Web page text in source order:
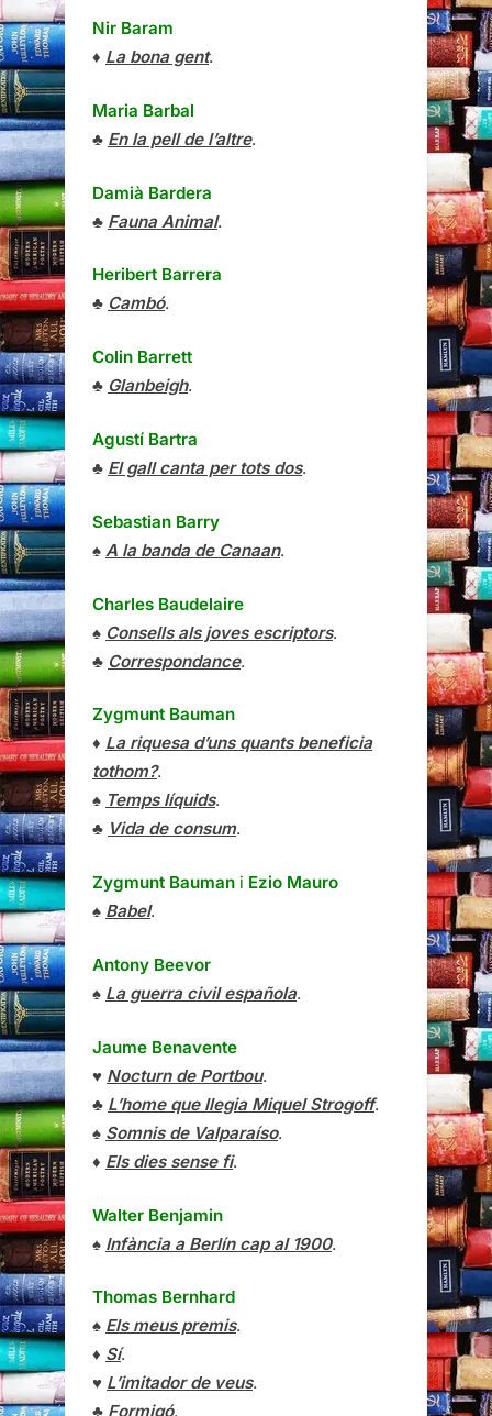
Nir Baram
♦ La bona gent.
Maria Barbal
♣ En la pell de l’altre.
Damià Bardera
♣ Fauna Animal.
Heribert Barrera
♣ Cambó.
Colin Barrett
♣ Glanbeigh.
Agustí Bartra
♣ El gall canta per tots dos.
Sebastian Barry
♠ A la banda de Canaan.
Charles Baudelaire
♠ Consells als joves escriptors.
♣ Correspondance.
Zygmunt Bauman
♦ La riquesa d’uns quants beneficia
tothom?.
♠ Temps líquids.
♣ Vida de consum.
Zygmunt Bauman i Ezio Mauro
♠ Babel.
Antony Beevor
♠ La guerra civil española.
Jaume Benavente
♥ Nocturn de Portbou.
♣ L’home que llegia Miquel Strogoff.
♠ Somnis de Valparaíso.
♦ Els dies sense fi.
Walter Benjamin
♠ Infància a Berlín cap al 1900.
Thomas Bernhard
♠ Els meus premis.
♦ Sí.
♥ L’imitador de veus.
♣ Formigó.